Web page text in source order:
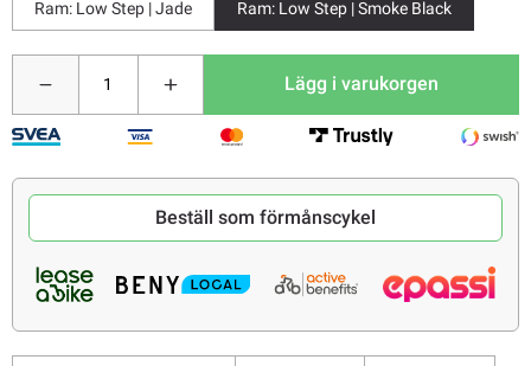
Ram: Low Step | Jade Ram: Low Step | Smoke Black
Lägg i varukorgen
Beställ som förmånscykel